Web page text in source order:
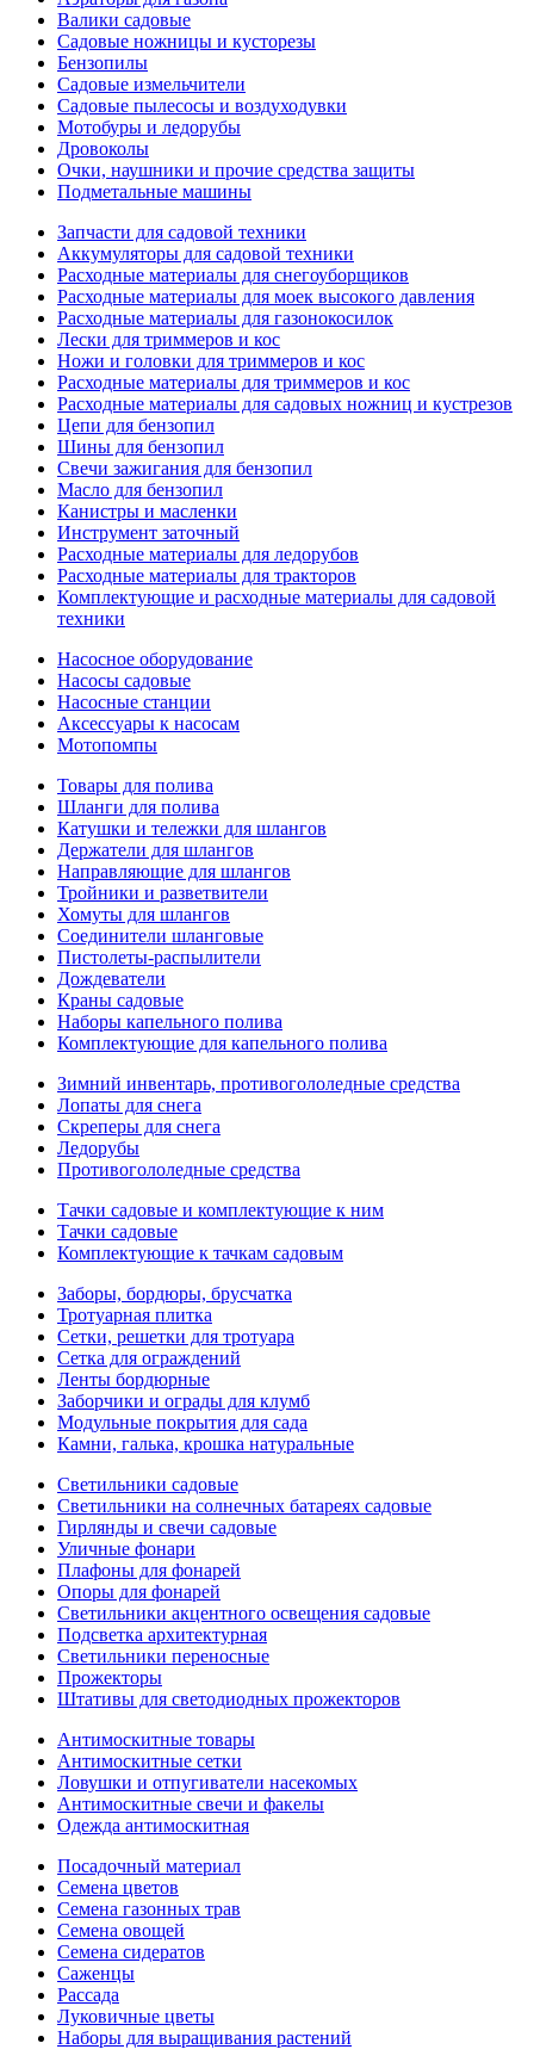
Валики садовые
Садовые ножницы и кусторезы
Бензопилы
Садовые измельчители
Садовые пылесосы и воздуходувки
Мотобуры и ледорубы
Дровоколы
Очки, наушники и прочие средства защиты
Подметальные машины
Запчасти для садовой техники
Аккумуляторы для садовой техники
Расходные материалы для снегоуборщиков
Расходные материалы для моек высокого давления
Расходные материалы для газонокосилок
Лески для триммеров и кос
Ножи и головки для триммеров и кос
Расходные материалы для триммеров и кос
Расходные материалы для садовых ножниц и кустрезов
Цепи для бензопил
Шины для бензопил
Свечи зажигания для бензопил
Масло для бензопил
Канистры и масленки
Инструмент заточный
Расходные материалы для ледорубов
Расходные материалы для тракторов
Комплектующие и расходные материалы для садовой
техники
Насосное оборудование
Насосы садовые
Насосные станции
Аксессуары к насосам
Мотопомпы
Товары для полива
Шланги для полива
Катушки и тележки для шлангов
Держатели для шлангов
Направляющие для шлангов
Тройники и разветвители
Хомуты для шлангов
Соединители шланговые
Пистолеты-распылители
Дождеватели
Краны садовые
Наборы капельного полива
Комплектующие для капельного полива
Зимний инвентарь, противогололедные средства
Лопаты для снега
Скреперы для снега
Ледорубы
Противогололедные средства
Тачки садовые и комплектующие к ним
Тачки садовые
Комплектующие к тачкам садовым
Заборы, бордюры, брусчатка
Тротуарная плитка
Сетки, решетки для тротуара
Сетка для ограждений
Ленты бордюрные
Заборчики и ограды для клумб
Модульные покрытия для сада
Камни, галька, крошка натуральные
Светильники садовые
Светильники на солнечных батареях садовые
Гирлянды и свечи садовые
Уличные фонари
Плафоны для фонарей
Опоры для фонарей
Светильники акцентного освещения садовые
Подсветка архитектурная
Светильники переносные
Прожекторы
Штативы для светодиодных прожекторов
Антимоскитные товары
Антимоскитные сетки
Ловушки и отпугиватели насекомых
Антимоскитные свечи и факелы
Одежда антимоскитная
Посадочный материал
Семена цветов
Семена газонных трав
Семена овощей
Семена сидератов
Саженцы
Рассада
Луковичные цветы
Наборы для выращивания растений